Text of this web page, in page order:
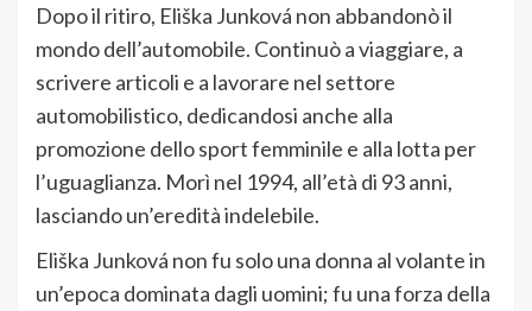
Dopo il ritiro, Eliška Junková non abbandonò il
mondo dell’automobile. Continuò a viaggiare, a
scrivere articoli e a lavorare nel settore
automobilistico, dedicandosi anche alla
promozione dello sport femminile e alla lotta per
l’uguaglianza. Morì nel 1994, all’età di 93 anni,
lasciando un’eredità indelebile.
Eliška Junková non fu solo una donna al volante in
un’epoca dominata dagli uomini; fu una forza della